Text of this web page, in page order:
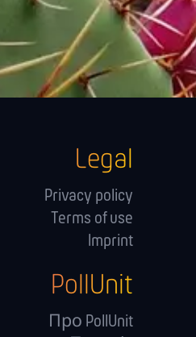
Legal
Privacy policy
Terms of use
Imprint
PollUnit
Про PollUnit